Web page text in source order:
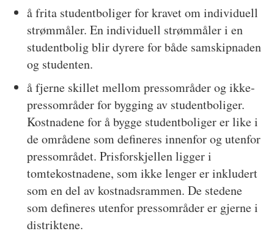
å frita studentboliger for kravet om individuell
strømmåler. En individuell strømmåler i en
studentbolig blir dyrere for både samskipnaden
og studenten.
å fjerne skillet mellom pressområder og ikke-
pressområder for bygging av studentboliger.
Kostnadene for å bygge studentboliger er like i
de områdene som defineres innenfor og utenfor
pressområdet. Prisforskjellen ligger i
tomtekostnadene, som ikke lenger er inkludert
som en del av kostnadsrammen. De stedene
som defineres utenfor pressområder er gjerne i
distriktene.